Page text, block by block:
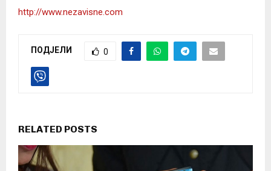
http://www.nezavisne.com
ПОДЈЕЛИ 0
RELATED POSTS